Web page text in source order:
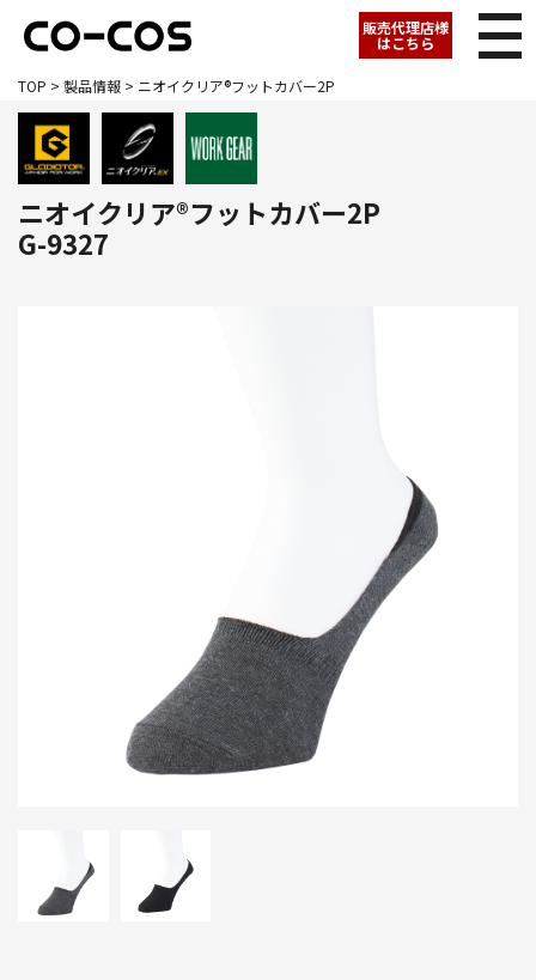
販売代理店様
はこちら
TOP > 製品情報 > ニオイクリア®フットカバー2P
ニオイクリア®フットカバー2P
G-9327